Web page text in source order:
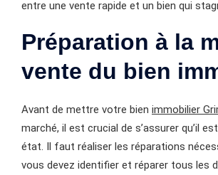
entre une vente rapide et un bien qui
Préparation à la
vente du bien
Avant de mettre votre bien immobilier
marché, il est crucial de s’assurer qu’il
état. Il faut réaliser les réparations
vous devez identifier et réparer tous les